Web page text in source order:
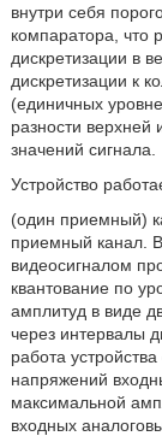
внутри себя
компаратора, что
дискретизации в
дискретизации к
(единичных
разности верхней
значений сигнала.
Устройство
(один приемный)
приемный канал.
видеосигналом
квантование по
амплитуд в виде
через интервалы
работа
напряжений
максимальной
входных